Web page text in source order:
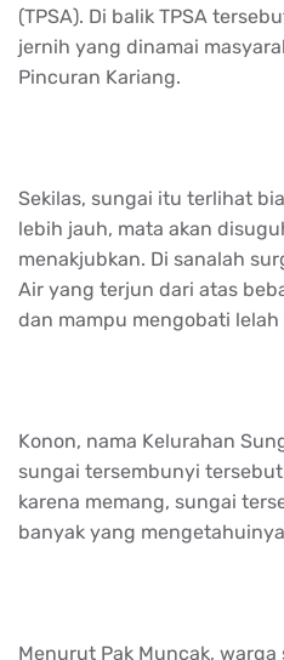
(TPSA). Di balik TPSA
jernih yang dinamai
Pincuran Kariang.
Sekilas, sungai itu terlihat
lebih jauh, mata akan
menakjubkan. Di sanalah
Air yang terjun dari atas
dan mampu mengobati
Konon, nama Kelurahan
sungai tersembunyi
karena memang, sungai
banyak yang
Menurut Pak Muncak,